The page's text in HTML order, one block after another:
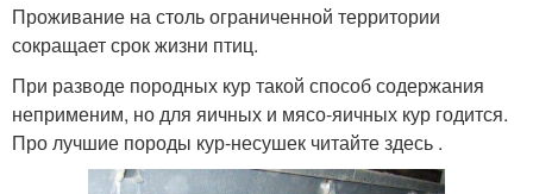
Проживание на столь ограниченной территории
сокращает срок жизни птиц.
При разводе породных кур такой способ содержания
неприменим, но для яичных и мясо-яичных кур годится.
Про лучшие породы кур-несушек читайте здесь .